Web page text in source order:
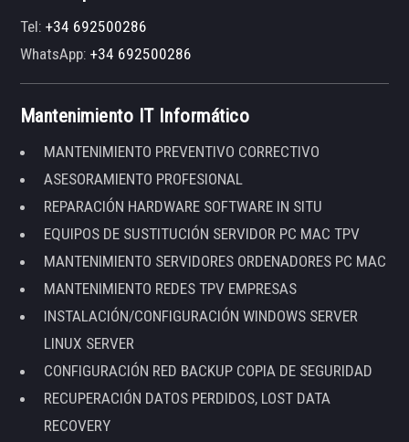
Tel:+34 692500286
WhatsApp:+34 692500286
Mantenimiento IT Informático
MANTENIMIENTO PREVENTIVO CORRECTIVO
ASESORAMIENTO PROFESIONAL
REPARACIÓN HARDWARE SOFTWARE IN SITU
EQUIPOS DE SUSTITUCIÓN SERVIDOR PC MAC TPV
MANTENIMIENTO SERVIDORES ORDENADORES PC MAC
MANTENIMIENTO REDES TPV EMPRESAS
INSTALACIÓN/CONFIGURACIÓN WINDOWS SERVER
LINUX SERVER
CONFIGURACIÓN RED BACKUP COPIA DE SEGURIDAD
RECUPERACIÓN DATOS PERDIDOS, LOST DATA
RECOVERY